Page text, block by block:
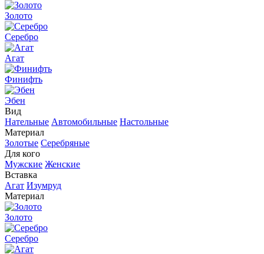
Золото
Серебро
Агат
Финифть
Эбен
Вид
Нательные Автомобильные Настольные
Материал
Золотые Серебряные
Для кого
Мужские Женские
Вставка
Агат Изумруд
Материал
Золото
Серебро